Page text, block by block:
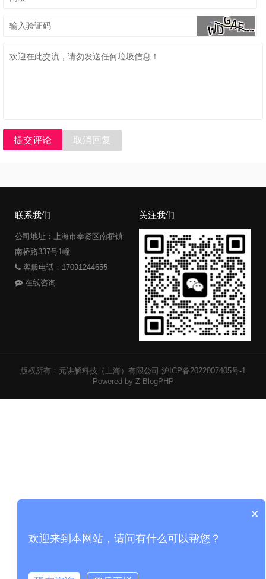
提交评论 取消回复
联系我们
公司地址：上海市奉贤区南桥镇
南桥路337号1幢
客服电话：17091244655
在线咨询
关注我们
版权所有：元讲解科技（上海）有限公司 沪ICP备2022007405号-1
Powered by Z-BlogPHP
×
欢迎来到本网站，请问有什么可以帮您？